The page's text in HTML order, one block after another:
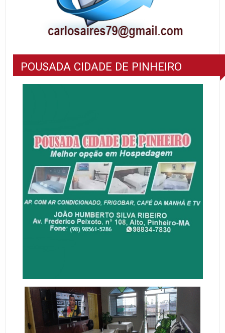
POUSADA CIDADE DE PINHEIRO